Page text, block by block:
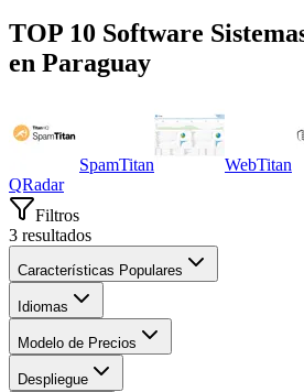
TOP 10 Software
en Paraguay
SpamTitan WebTitan
QRadar
Filtros
3 resultados
Características Populares
Idiomas
Modelo de Precios
Despliegue